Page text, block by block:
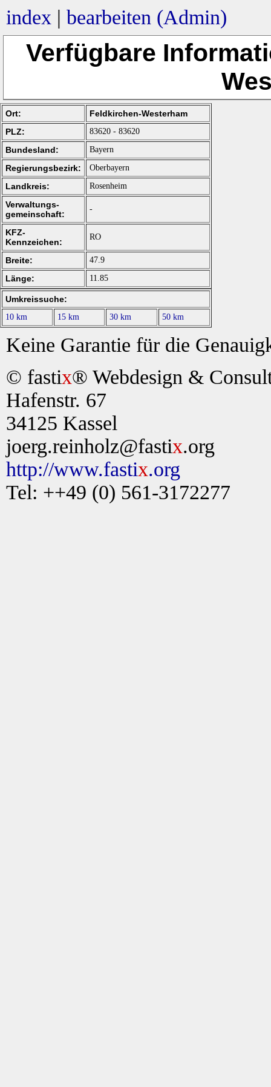
index | bearbeiten (Admin)
Verfügbare
Ort:
Feldkirchen-Westerham
PLZ:
83620 - 83620
Bundesland: Bayern
Regierungsbezirk: Oberbayern
Landkreis: Rosenheim
Verwaltungs-
gemeinschaft:
-
KFZ-
Kennzeichen:
RO
Breite: 47.9
Länge: 11.85
Umkreissuche:
10 km 15 km 30 km 50 km
Keine Garantie für die
© fastix® Webdesign &
Hafenstr. 67
34125 Kassel
joerg.reinholz@fastix.org
http://www.fastix.org
Tel: ++49 (0) 561-3172277